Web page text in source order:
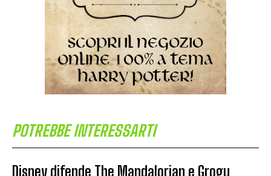
POTREBBE INTERESSARTI
Disney difende The Mandalorian e Grogu